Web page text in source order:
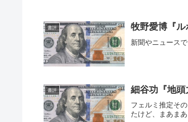
書評 牧野愛博『
新聞やニュース
書評 細谷功『地
フェルミ推定そ
たけど、まあま